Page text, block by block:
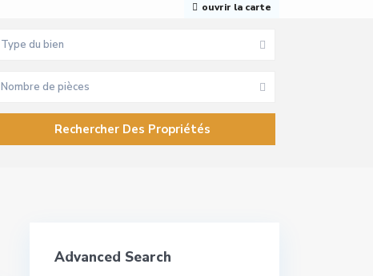
ouvrir la carte
Type du bien
Nombre de pièces
Advanced Search